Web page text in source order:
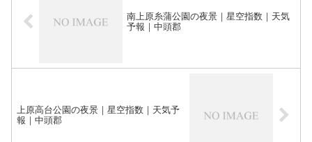
南上原糸蒲公園の夜景｜星空指数｜天気
予報｜中頭郡
上原高台公園の夜景｜星空指数｜天気予
報｜中頭郡